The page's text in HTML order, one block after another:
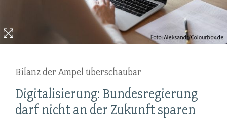
Bilanz der Ampel überschaubar
Digitalisierung: Bundesregierung
darf nicht an der Zukunft sparen